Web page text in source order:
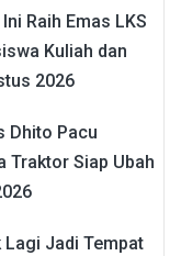
Raih Emas LKS
Kuliah dan
2026
Dhito Pacu
Traktor Siap Ubah
Jadi Tempat